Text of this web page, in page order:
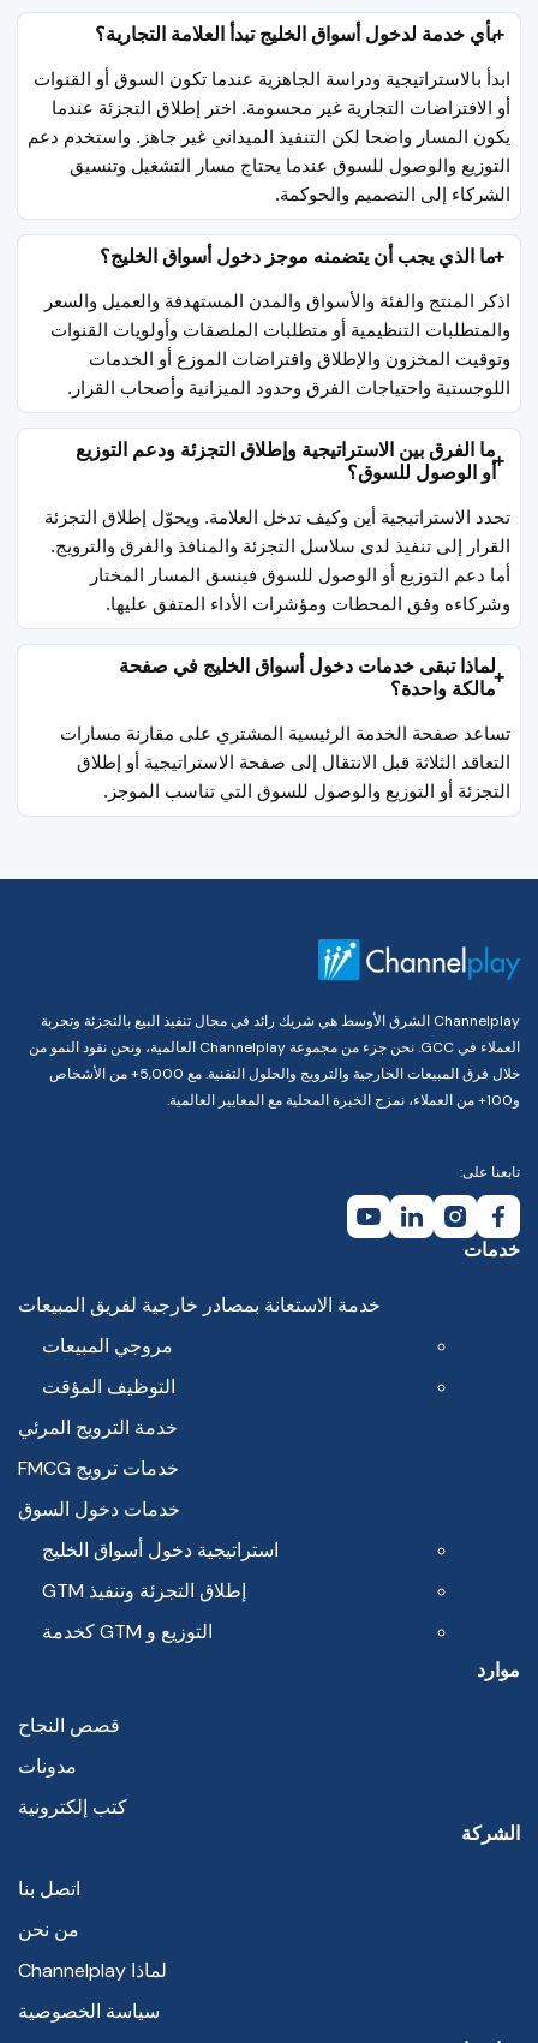
بأي خدمة لدخول أسواق الخليج تبدأ العلامة التجارية؟
ابدأ بالاستراتيجية ودراسة الجاهزية عندما تكون السوق أو القنوات
أو الافتراضات التجارية غير محسومة. اختر إطلاق التجزئة عندما
يكون المسار واضحا لكن التنفيذ الميداني غير جاهز. واستخدم دعم
التوزيع والوصول للسوق عندما يحتاج مسار التشغيل وتنسيق
الشركاء إلى التصميم والحوكمة.
ما الذي يجب أن يتضمنه موجز دخول أسواق الخليج؟
اذكر المنتج والفئة والأسواق والمدن المستهدفة والعميل والسعر
والمتطلبات التنظيمية أو متطلبات الملصقات وأولويات القنوات
وتوقيت المخزون والإطلاق وافتراضات الموزع أو الخدمات
اللوجستية واحتياجات الفرق وحدود الميزانية وأصحاب القرار.
ما الفرق بين الاستراتيجية وإطلاق التجزئة ودعم التوزيع
أو الوصول للسوق؟
تحدد الاستراتيجية أين وكيف تدخل العلامة. ويحوّل إطلاق التجزئة
القرار إلى تنفيذ لدى سلاسل التجزئة والمنافذ والفرق والترويج.
أما دعم التوزيع أو الوصول للسوق فينسق المسار المختار
وشركاءه وفق المحطات ومؤشرات الأداء المتفق عليها.
لماذا تبقى خدمات دخول أسواق الخليج في صفحة
مالكة واحدة؟
تساعد صفحة الخدمة الرئيسية المشتري على مقارنة مسارات
التعاقد الثلاثة قبل الانتقال إلى صفحة الاستراتيجية أو إطلاق
التجزئة أو التوزيع والوصول للسوق التي تناسب الموجز.
Channelplay الشرق الأوسط هي شريك رائد في مجال تنفيذ البيع بالتجزئة وتجربة
العملاء في GCC. نحن جزء من مجموعة Channelplay العالمية، ونحن نقود النمو من
خلال فرق المبيعات الخارجية والترويج والحلول التقنية. مع 5,000+ من الأشخاص
و100+ من العملاء، نمزج الخبرة المحلية مع المعايير العالمية.
تابعنا على:
خدمات
خدمة الاستعانة بمصادر خارجية لفريق المبيعات
مروجي المبيعات
التوظيف المؤقت
خدمة الترويج المرئي
خدمات ترويج FMCG
خدمات دخول السوق
استراتيجية دخول أسواق الخليج
إطلاق التجزئة وتنفيذ GTM
التوزيع و GTM كخدمة
موارد
قصص النجاح
مدونات
كتب إلكترونية
الشركة
اتصل بنا
من نحن
لماذا Channelplay
سياسة الخصوصية